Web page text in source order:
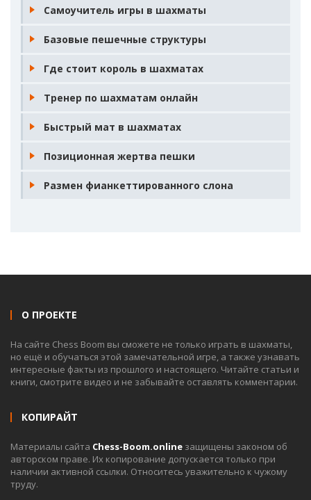
Самоучитель игры в шахматы
Базовые пешечные структуры
Где стоит король в шахматах
Тренер по шахматам онлайн
Быстрый мат в шахматах
Позиционная жертва пешки
Размен фианкеттированного слона
О ПРОЕКТЕ
На сайте Chess Boom вы сможете не только играть в шахматы,
но ещё и обучаться этой замечательной игре, а также узнавать
интересные факты из прошлого и настоящего. Читайте статьи и
книги, смотрите видео и не забывайте оставлять комментарии.
КОПИРАЙТ
Материалы сайта Chess-Boom.online защищены законом об
авторском праве. Их копирование допускается только при
наличии активной ссылки. Относитесь уважительно к чужому
труду.